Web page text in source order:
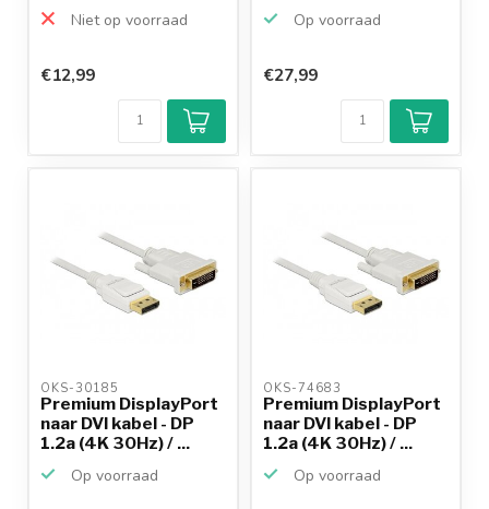
Niet op voorraad
€12,99
Op voorraad
€27,99
OKS-30185
Premium DisplayPort
naar DVI kabel - DP
1.2a (4K 30Hz) / ...
Op voorraad
OKS-74683
Premium DisplayPort
naar DVI kabel - DP
1.2a (4K 30Hz) / ...
Op voorraad